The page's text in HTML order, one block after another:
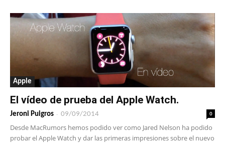
Apple
El vídeo de prueba del Apple Watch.
Jeroni Puigros - 09/09/2014 0
Desde MacRumors hemos podido ver como Jared Nelson ha podido
probar el Apple Watch y dar las primeras impresiones sobre el nuevo